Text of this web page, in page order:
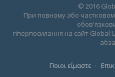
© 2016
При повному або
гіперпосилання на сайт
Ποιοι είμαστε